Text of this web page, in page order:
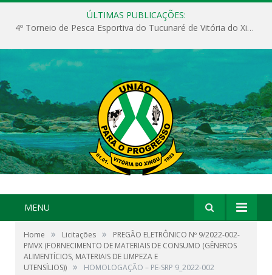
ÚLTIMAS PUBLICAÇÕES:
4º Torneio de Pesca Esportiva do Tucunaré de Vitória do Xingu
MENU
Home » Licitações »
PREGÃO ELETRÔNICO Nº 9/2022-002-
PMVX (FORNECIMENTO DE MATERIAIS DE CONSUMO (GÊNEROS
ALIMENTÍCIOS, MATERIAIS DE LIMPEZA E
UTENSÍLIOS)) » HOMOLOGAÇÃO – PE-SRP 9_2022-002